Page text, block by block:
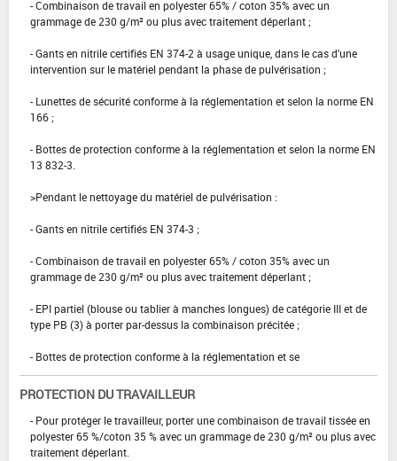
- Combinaison de travail en polyester 65% / coton 35% avec un
grammage de 230 g/m² ou plus avec traitement déperlant ;
- Gants en nitrile certifiés EN 374-2 à usage unique, dans le cas d'une
intervention sur le matériel pendant la phase de pulvérisation ;
- Lunettes de sécurité conforme à la réglementation et selon la norme EN
166 ;
- Bottes de protection conforme à la réglementation et selon la norme EN
13 832-3.
>Pendant le nettoyage du matériel de pulvérisation :
- Gants en nitrile certifiés EN 374-3 ;
- Combinaison de travail en polyester 65% / coton 35% avec un
grammage de 230 g/m² ou plus avec traitement déperlant ;
- EPI partiel (blouse ou tablier à manches longues) de catégorie III et de
type PB (3) à porter par-dessus la combinaison précitée ;
- Bottes de protection conforme à la réglementation et se
PROTECTION DU TRAVAILLEUR
- Pour protéger le travailleur, porter une combinaison de travail tissée en
polyester 65 %/coton 35 % avec un grammage de 230 g/m² ou plus avec
traitement déperlant.